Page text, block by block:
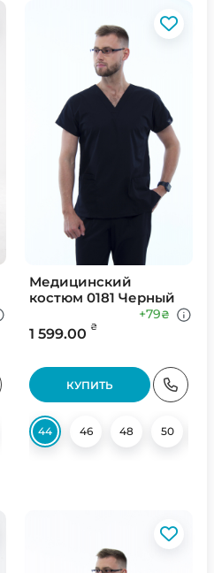
Медицинский
костюм 0181 Черный
1 599.00 ₴
+79₴
КУПИТЬ
44 46 48 50